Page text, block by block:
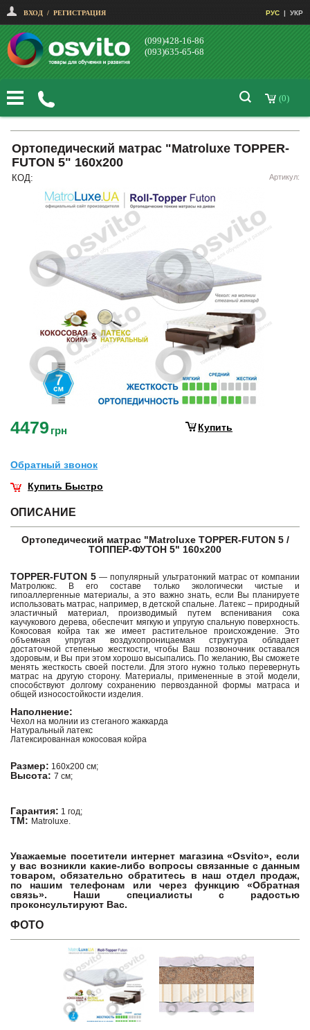
ВХОД / РЕГИСТРАЦИЯ РУС | УКР
(099)428-16-86
(093)635-65-68
(0)
Ортопедический матрас "Matroluxe TOPPER-
FUTON 5" 160х200
КОД: Артикул:
4479 грн Купить
Обратный звонок
Купить Быстро
ОПИСАНИЕ
Ортопедический матрас "Matroluxe TOPPER-FUTON 5 /
ТОППЕР-ФУТОН 5" 160х200
TOPPER-FUTON 5 — популярный ультратонкий матрас от компании
Матролюкс. В его составе только экологически чистые и
гипоаллергенные материалы, а это важно знать, если Вы планируете
использовать матрас, например, в детской спальне. Латекс – природный
эластичный материал, производимый путем вспенивания сока
каучукового дерева, обеспечит мягкую и упругую спальную поверхность.
Кокосовая койра так же имеет растительное происхождение. Это
объемная упругая воздухопроницаемая структура обладает
достаточной степенью жесткости, чтобы Ваш позвоночник оставался
здоровым, и Вы при этом хорошо высыпались. По желанию, Вы сможете
менять жесткость своей постели. Для этого нужно только перевернуть
матрас на другую сторону. Материалы, примененные в этой модели,
способствуют долгому сохранению первозданной формы матраса и
общей износостойкости изделия.
Наполнение:
Чехол на молнии из стеганого жаккарда
Натуральный латекс
Латексированная кокосовая койра
Размер: 160х200 см;
Высота: 7 см;
Гарантия: 1 год;
ТМ: Matroluxe.
Уважаемые посетители интернет магазина «Osvito», если
у вас возникли какие-либо вопросы связанные с данным
товаром, обязательно обратитесь в наш отдел продаж,
по нашим телефонам или через функцию «Обратная
связь». Наши специалисты с радостью
проконсультируют Вас.
ФОТО